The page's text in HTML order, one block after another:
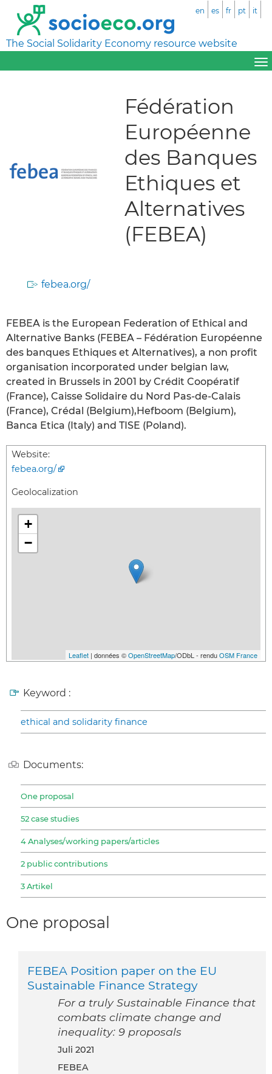
The Social Solidarity Economy resource website
en es fr pt it
Fédération
Européenne
des Banques
Ethiques et
Alternatives
(FEBEA)
febea.org/
FEBEA is the European Federation of Ethical and
Alternative Banks (FEBEA – Fédération Européenne
des banques Ethiques et Alternatives), a non profit
organisation incorporated under belgian law,
created in Brussels in 2001 by Crédit Coopératif
(France), Caisse Solidaire du Nord Pas-de-Calais
(France), Crédal (Belgium),Hefboom (Belgium),
Banca Etica (Italy) and TISE (Poland).
Website:
febea.org/
Geolocalization
+
−
Leaflet | données ©OpenStreetMap/ODbL - renduOSM France
Keyword :
ethical and solidarity finance
Documents:
One proposal
52 case studies
4 Analyses/working papers/articles
2 public contributions
3 Artikel
One proposal
FEBEA Position paper on the EU
Sustainable Finance Strategy
For a truly Sustainable Finance that
combats climate change and
inequality: 9 proposals
Juli 2021
FEBEA